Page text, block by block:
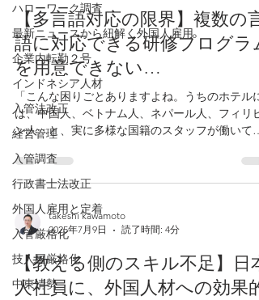
ハローワーク調査
最新ニュースから紐解く外国人雇用
企業内転勤２号
インドネシア人材
入管法改正
経営管理
入管調査
行政書士法改正
外国人雇用と定着
入管厳格化
技人国厳格化
中東情勢
【多言語対応の限界】複数の言
語に対応できる研修プログラ
を用意できない…
「こんな困りごとありますよね。うちのホテルに
は、中国人、ベトナム人、ネパール人、フィリピ
ン人…と、実に多様な国籍のスタッフが働いてく
資料やマニュアルを用意してあげるのが理想。し
かし、全ての言語に翻訳するとなると、コストも
takeshi kawamoto
2025年7月9日
読了時間: 4分
【教える側のスキル不足】日本
人社員に、外国人材への効果的